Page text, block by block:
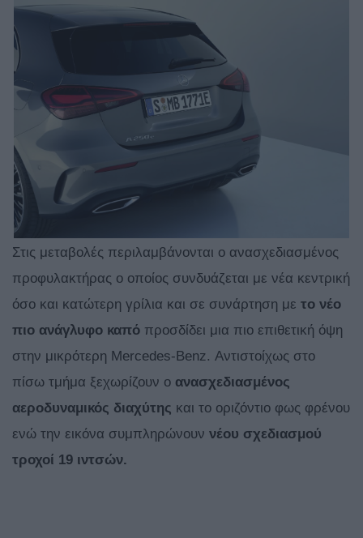
Στις μεταβολές περιλαμβάνονται ο ανασχεδιασμένος
προφυλακτήρας ο οποίος συνδυάζεται με νέα κεντρική
όσο και κατώτερη γρίλια και σε συνάρτηση με το νέο
πιο ανάγλυφο καπό προσδίδει μια πιο επιθετική όψη
στην μικρότερη Mercedes-Benz. Αντιστοίχως στο
πίσω τμήμα ξεχωρίζουν ο ανασχεδιασμένος
αεροδυναμικός διαχύτης και το οριζόντιο φως φρένου
ενώ την εικόνα συμπληρώνουν νέου σχεδιασμού
τροχοί 19 ιντσών.